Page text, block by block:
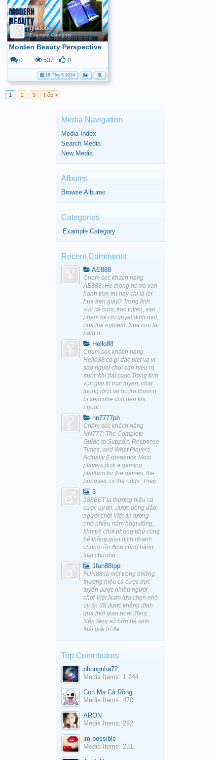
giadong
Example Category
Morden Beauty Perspective
0 537 0
18 Thg 3 2024
1 2 3 Tiếp >
Media Navigation
Media Index
Search Media
New Media
Albums
Browse Albums
Categories
Example Category
Recent Comments
AE888
Cham soc khach hang
AE888: He thong ho tro van
hanh tron tru hay chi la loi
hua tren giay? Trong linh
vuc ca cuoc truc tuyen, san
pham tot chi quyet dinh mot
nua trai nghiem. Nua con lai
nam o...
Hello88
Cham soc khach hang
Hello88 co gi dac biet va vi
sao nguoi choi can hieu ro
truoc khi dat cuoc Trong linh
vuc giai tri truc tuyen, chat
luong dich vu ho tro thuong
bi xem nhe cho den khi
nguoi...
nn7777ph
Chăm sóc khách hàng
NN777: The Complete
Guide to Support, Response
Times, and What Players
Actually Experience Most
players pick a gaming
platform for the games, the
bonuses, or the odds. They...
3
188BET là thương hiệu cá
cược uy tín, được đông đảo
người chơi Việt tin tưởng
nhờ nhiều năm hoạt động,
kho trò chơi phong phú cùng
hệ thống giao dịch nhanh
chóng, ổn định cùng hàng
loạt chương...
1fun88tpp
FUN88 là một trong những
thương hiệu cá cược trực
tuyến được nhiều người
chơi Việt Nam lựa chọn nhờ
uy tín đã được khẳng định
qua thời gian hoạt động.
Nền tảng sở hữu hệ sinh
thái giải trí đa...
Top Contributors
phongnha72
Media Items: 1,244
Con Ma Cà Rồng
Media Items: 470
ARON
Media Items: 292
im-possible
Media Items: 231